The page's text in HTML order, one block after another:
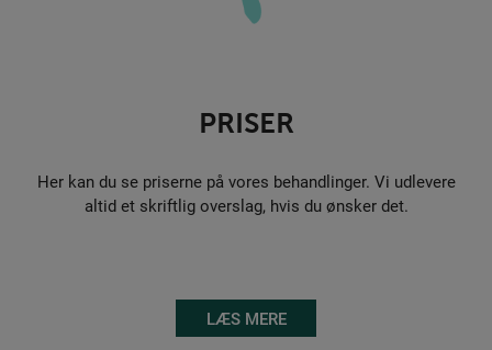
PRISER
Her kan du se priserne på vores behandlinger. Vi udlevere
altid et skriftlig overslag, hvis du ønsker det.
LÆS MERE